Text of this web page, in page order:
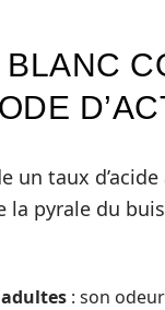
un taux
pyrale du
: son